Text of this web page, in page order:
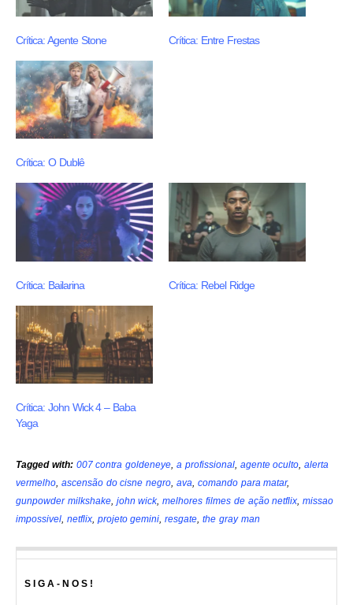
Crítica: Agente Stone Crítica: Entre Frestas
Crítica: O Dublê
Crítica: Bailarina Crítica: Rebel Ridge
Crítica: John Wick 4 – Baba
Yaga
Tagged with: 007 contra goldeneye,a profissional, agente oculto,alerta
vermelho, ascensão do cisne negro,ava, comando para matar,
gunpowder milkshake, john wick,melhores filmes de ação netflix,missao
impossivel, netflix, projeto gemini,resgate,the gray man
SIGA-NOS!